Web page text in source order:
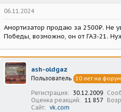
06.11.2024
Амортизатор продаю за 2500₽. Не
Победы, возможно, он от ГАЗ-21.
ash-oldgaz
Пользователь 10 лет на
Регистрация 30.12.2009
Оценка реакций
11 857
Сайт
vk.com